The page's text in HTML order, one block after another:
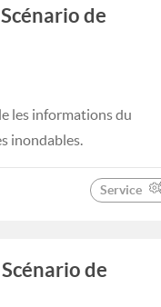
de
les informations du
inondables.
Service
de